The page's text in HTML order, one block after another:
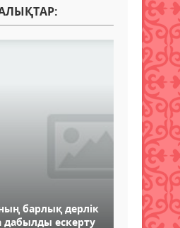
барлық дерлік
дабылды ескерту